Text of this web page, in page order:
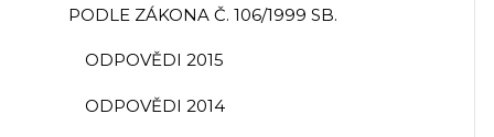
PODLE ZÁKONA Č. 106/1999 SB.
ODPOVĚDI 2015
ODPOVĚDI 2014